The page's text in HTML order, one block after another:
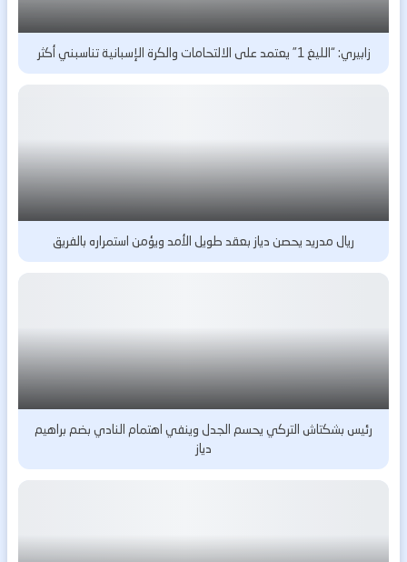
زابيري: “الليغ 1” يعتمد على الالتحامات والكرة الإسبانية تناسبني أكثر
ريال مدريد يحصن دياز بعقد طويل الأمد ويؤمن استمراره بالفريق
رئيس بشكتاش التركي يحسم الجدل وينفي اهتمام النادي بضم براهيم
دياز